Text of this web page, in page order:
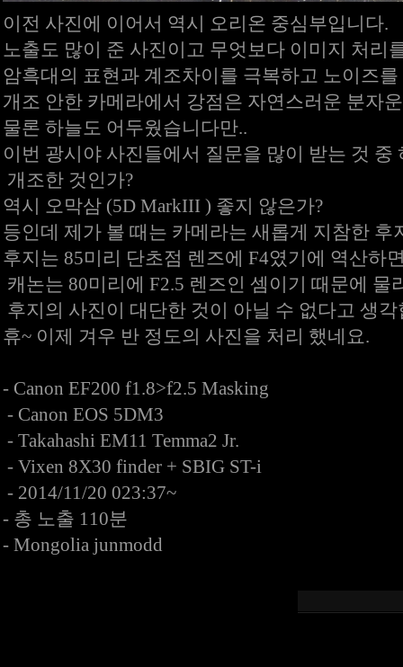
이전 사진에 이어서 역시 오리온 중심부입니다.
노출도 많이 준 사진이고 무엇보다 이미지 처리
암흑대의 표현과 계조차이를 극복하고 노이즈
개조 안한 카메라에서 강점은 자연스러운 분자
물론 하늘도 어두웠습니다만..
이번 광시야 사진들에서 질문을 많이 받는 것 중
개조한 것인가?
역시 오막삼 (5D MarkIII ) 좋지 않은가?
등인데 제가 볼 때는 카메라는 새롭게 지참한 후
후지는 85미리 단초점 렌즈에 F4였기에 역산하
캐논는 80미리에 F2.5 렌즈인 셈이기 때문에
후지의 사진이 대단한 것이 아닐 수 없다고 생각
휴~ 이제 겨우 반 정도의 사진을 처리 했네요.
- Canon EF200 f1.8>f2.5 Masking
- Canon EOS 5DM3
- Takahashi EM11 Temma2 Jr.
- Vixen 8X30 finder + SBIG ST-i
- 2014/11/20 023:37~
- 총 노출 110분
- Mongolia junmodd